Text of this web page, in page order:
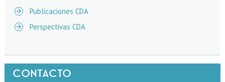
Publicaciones CDA
Perspectivas CDA
CONTACTO